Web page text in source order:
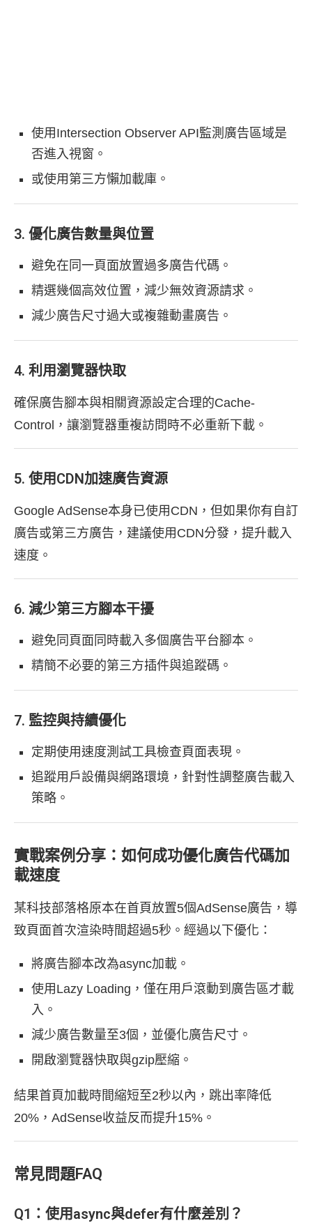
使用Intersection Observer API監測廣告區域是
否進入視窗。
或使用第三方懶加載庫。
3. 優化廣告數量與位置
避免在同一頁面放置過多廣告代碼。
精選幾個高效位置，減少無效資源請求。
減少廣告尺寸過大或複雜動畫廣告。
4. 利用瀏覽器快取
確保廣告腳本與相關資源設定合理的Cache-
Control，讓瀏覽器重複訪問時不必重新下載。
5. 使用CDN加速廣告資源
Google AdSense本身已使用CDN，但如果你有自訂
廣告或第三方廣告，建議使用CDN分發，提升載入
速度。
6. 減少第三方腳本干擾
避免同頁面同時載入多個廣告平台腳本。
精簡不必要的第三方插件與追蹤碼。
7. 監控與持續優化
定期使用速度測試工具檢查頁面表現。
追蹤用戶設備與網路環境，針對性調整廣告載入
策略。
實戰案例分享：如何成功優化廣告代碼加
載速度
某科技部落格原本在首頁放置5個AdSense廣告，導
致頁面首次渲染時間超過5秒。經過以下優化：
將廣告腳本改為async加載。
使用Lazy Loading，僅在用戶滾動到廣告區才載
入。
減少廣告數量至3個，並優化廣告尺寸。
開啟瀏覽器快取與gzip壓縮。
結果首頁加載時間縮短至2秒以內，跳出率降低
20%，AdSense收益反而提升15%。
常見問題FAQ
Q1：使用async與defer有什麼差別？